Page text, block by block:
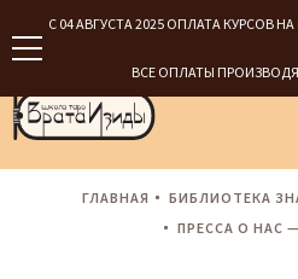
С 04 АВГУСТА 2025 ОПЛАТА КУРСОВ
ВСЕ ОПЛАТЫ
ГЛАВНАЯ БИБЛИОТЕКА
ПРЕССА О НАС